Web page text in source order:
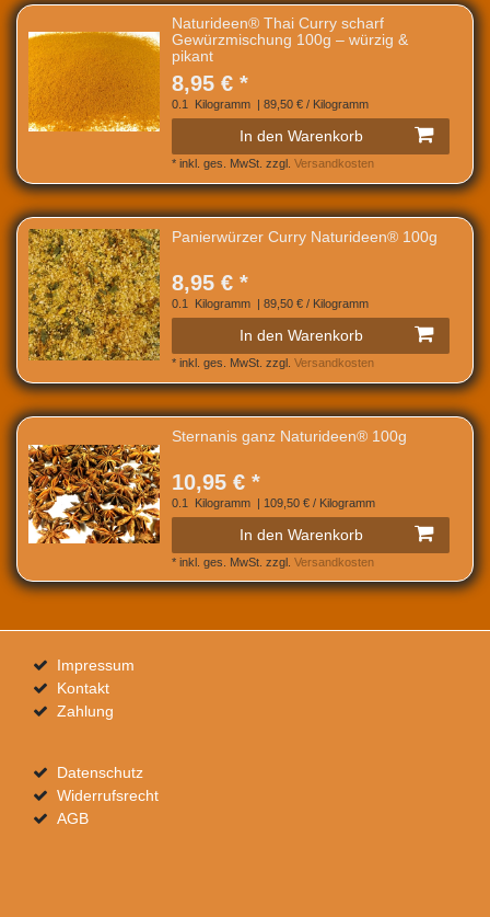
Naturideen® Thai Curry scharf
Gewürzmischung 100g – würzig &
pikant
8,95 € *
0.1 Kilogramm | 89,50 € / Kilogramm
In den Warenkorb
* inkl. ges. MwSt. zzgl. Versandkosten
Panierwürzer Curry Naturideen® 100g
8,95 € *
0.1 Kilogramm | 89,50 € / Kilogramm
In den Warenkorb
* inkl. ges. MwSt. zzgl. Versandkosten
Sternanis ganz Naturideen® 100g
10,95 € *
0.1 Kilogramm | 109,50 € / Kilogramm
In den Warenkorb
* inkl. ges. MwSt. zzgl. Versandkosten
Impressum
Kontakt
Zahlung
Datenschutz
Widerrufsrecht
AGB